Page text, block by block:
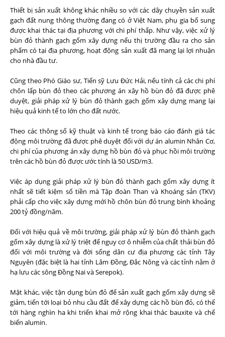
Thiết bị sản xuất không khác nhiều so với các dây chuyền sản xuất
gạch đất nung thông thường đang có ở Việt Nam, phụ gia bổ sung
được khai thác tại địa phương với chi phí thấp. Như vậy, việc xử lý
bùn đỏ thành gạch gốm xây dựng nếu thị trường đầu ra cho sản
phẩm có tại địa phương, hoạt động sản xuất đã mang lại lợi nhuận
cho nhà đầu tư.
Cũng theo Phó Giáo sư, Tiến sỹ Lưu Đức Hải, nếu tính cả các chi phí
chôn lấp bùn đỏ theo các phương án xây hồ bùn đỏ đã được phê
duyệt, giải pháp xử lý bùn đỏ thành gạch gốm xây dựng mang lại
hiệu quả kinh tế to lớn cho đất nước.
Theo các thông số kỹ thuật và kinh tế trong báo cáo đánh giá tác
động môi trường đã được phê duyệt đối với dự án alumin Nhân Cơ,
chi phí của phương án xây dựng hồ bùn đỏ và phục hồi môi trường
trên các hồ bùn đỏ được ước tính là 50 USD/m3.
Việc áp dụng giải pháp xử lý bùn đỏ thành gạch gốm xây dựng ít
nhất sẽ tiết kiệm số tiền mà Tập đoàn Than và Khoáng sản (TKV)
phải cấp cho việc xây dựng mới hồ chôn bùn đỏ trung bình khoảng
200 tỷ đồng/năm.
Đối với hiệu quả về môi trường, giải pháp xử lý bùn đỏ thành gạch
gốm xây dựng là xử lý triệt để nguy cơ ô nhiễm của chất thải bùn đỏ
đối với môi trường và đời sống dân cư địa phương các tỉnh Tây
Nguyên (đặc biệt là hai tỉnh Lâm Đồng, Đắc Nông và các tỉnh nằm ở
hạ lưu các sông Đồng Nai và Serepok).
Mặt khác, việc tận dụng bùn đỏ để sản xuất gạch gốm xây dựng sẽ
giảm, tiến tới loại bỏ nhu cầu đất để xây dựng các hồ bùn đỏ, có thể
tới hàng nghìn ha khi triển khai mở rộng khai thác bauxite và chế
biến alumin.